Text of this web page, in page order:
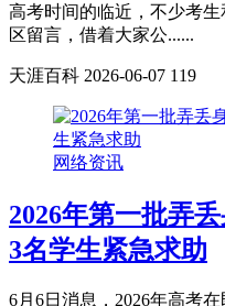
高考时间的临近，不少考
区留言，借着大家公......
天涯百科 2026-06-07 119
网络资讯
2026年第一批弄
3名学生紧急求助
6月6日消息，2026年高考